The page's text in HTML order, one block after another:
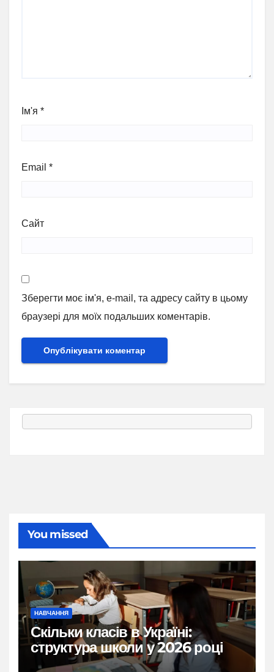
Ім'я *
Email *
Сайт
Зберегти моє ім'я, e-mail, та адресу сайту в цьому
браузері для моїх подальших коментарів.
You missed
НАВЧАННЯ
Скільки класів в Україні:
структура школи у 2026 році